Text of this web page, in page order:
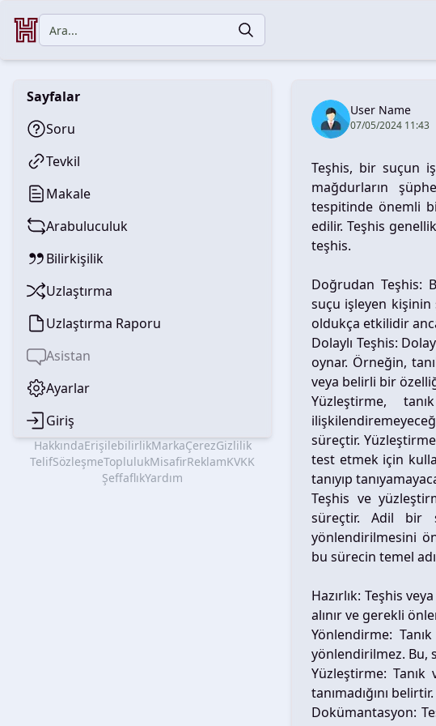
Sayfalar
Soru
Tevkil
Makale
Arabuluculuk
Bilirkişilik
Uzlaştırma
Uzlaştırma Raporu
Asistan
Ayarlar
Giriş
HakkındaErişilebilirlikMarkaÇerezGizlilik
TelifSözleşmeToplulukMisafirReklamKVKK
ŞeffaflıkYardım
User Name
07/05/2024 11:43
Teşhis, bir suçun
mağdurların
tespitinde önemli
edilir. Teşhis
teşhis.
Doğrudan Teşhis:
suçu işleyen
oldukça etkilidir
Dolaylı Teşhis:
oynar. Örneğin,
veya belirli bir
Yüzleştirme,
süreçtir.
test etmek için
tanıyıp
Teşhis ve
süreçtir. Adil bir
yönlendirilmesini
bu sürecin temel
Hazırlık: Teşhis
alınır ve gerekli
Yönlendirme:
yönlendirilmez. Bu,
Yüzleştirme:
tanımadığını belirtir.
Dokümantasyon: